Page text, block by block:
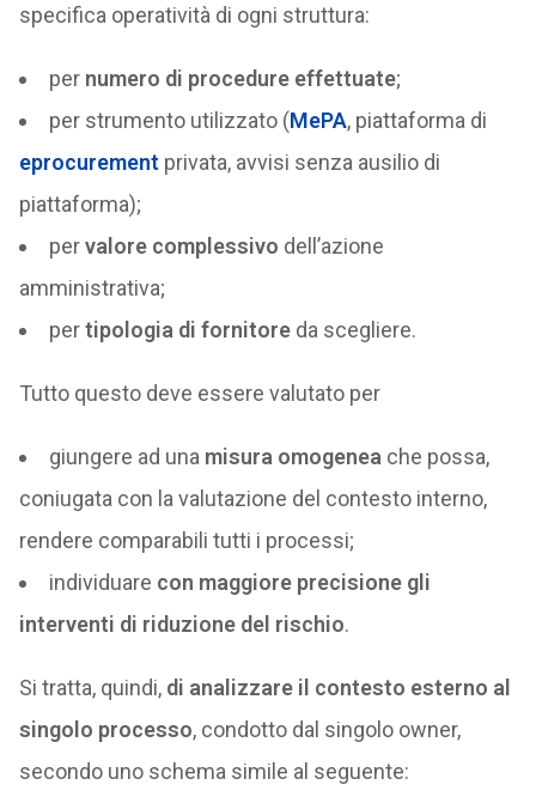
specifica operatività di ogni struttura:
per numero di procedure effettuate;
per strumento utilizzato (MePA, piattaforma di
eprocurement privata, avvisi senza ausilio di
piattaforma);
pervalore complessivo dell’azione
amministrativa;
pertipologia di fornitoreda scegliere.
Tutto questo deve essere valutato per
giungere ad una misura omogenea che possa,
coniugata con la valutazione del contesto interno,
rendere comparabili tutti i processi;
individuare con maggiore precisione gli
interventi di riduzione del rischio.
Si tratta, quindi, di analizzare il contesto esterno al
singolo processo, condotto dal singolo owner,
secondo uno schema simile al seguente: